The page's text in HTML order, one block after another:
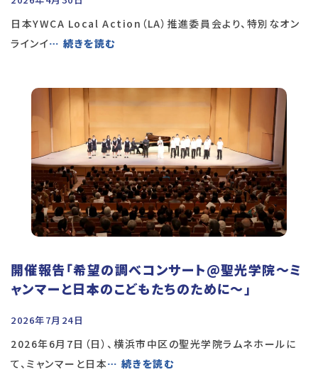
日本YWCA Local Action（LA）推進委員会より、特別なオン
ラインイ… 続きを読む
開催報告「希望の調べコンサート@聖光学院～ミ
ャンマーと日本のこどもたちのために～」
2026年7月24日
2026年6月7日（日）、横浜市中区の聖光学院ラムネホールに
て、ミャンマーと日本… 続きを読む